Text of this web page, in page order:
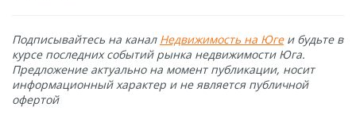
Подписывайтесь на канал Недвижимость на Югеи будьте в
курсе последних событий рынка недвижимости Юга.
Предложение актуально на момент публикации, носит
информационный характер и не является публичной
офертой